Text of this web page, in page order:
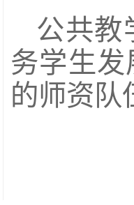
公共教
务学生
的师资队